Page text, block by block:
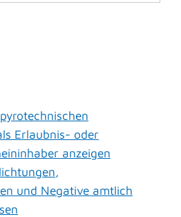
Erlaubnis- oder
anzeigen
und Negative amtlich